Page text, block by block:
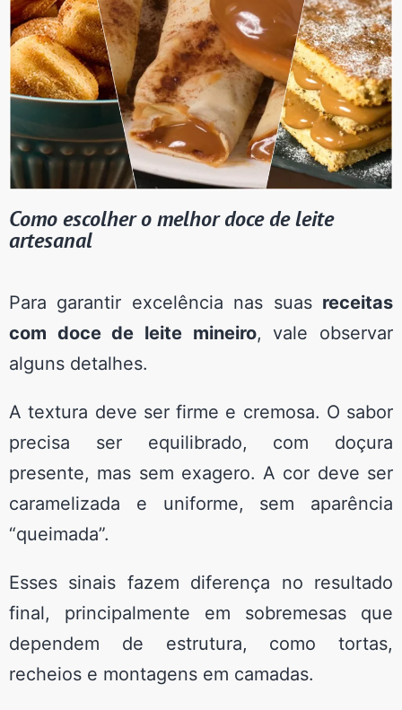
Como escolher o melhor doce de leite
artesanal
Para garantir excelência nas suas receitas
com doce de leite mineiro, vale observar
alguns detalhes.
A textura deve ser firme e cremosa. O sabor
precisa ser equilibrado, com doçura
presente, mas sem exagero. A cor deve ser
caramelizada e uniforme, sem aparência
“queimada”.
Esses sinais fazem diferença no resultado
final, principalmente em sobremesas que
dependem de estrutura, como tortas,
recheios e montagens em camadas.